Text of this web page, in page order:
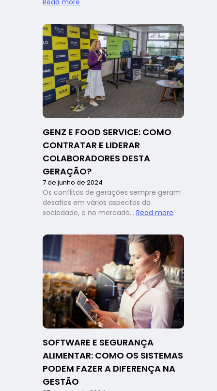
para
faturamento
no
dia
dos
namorados
é
alta
para
o
service,
mas
os
desafios
do
setor
continuam
GENZ E FOOD SERVICE: COMO
CONTRATAR E LIDERAR
COLABORADORES DESTA
GERAÇÃO?
7 de junho de 2024
Os conflitos de gerações sempre geram
desafios em vários aspectos da
sociedade, e no mercado… Read more
e
food
service:
como
contratar
e
liderar
desta
geração?
SOFTWARE E SEGURANÇA
ALIMENTAR: COMO OS SISTEMAS
PODEM FAZER A DIFERENÇA NA
GESTÃO